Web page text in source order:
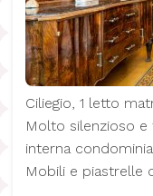
Ciliegio, 1 letto
Molto silenzioso
interna
Mobili e piastrelle